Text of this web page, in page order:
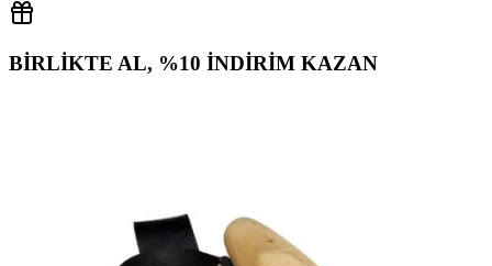
BİRLİKTE AL, %10 İNDİRİM KAZAN